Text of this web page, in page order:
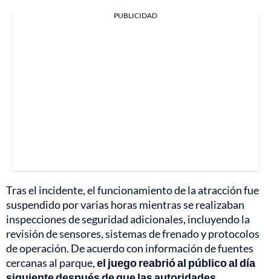
PUBLICIDAD
Tras el incidente, el funcionamiento de la atracción fue
suspendido por varias horas mientras se realizaban
inspecciones de seguridad adicionales, incluyendo la
revisión de sensores, sistemas de frenado y protocolos
de operación. De acuerdo con información de fuentes
cercanas al parque,el juego reabrió al público al día